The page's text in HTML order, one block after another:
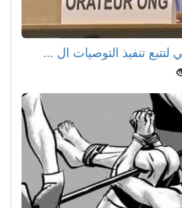
تنفيذ التوصيات ال ...